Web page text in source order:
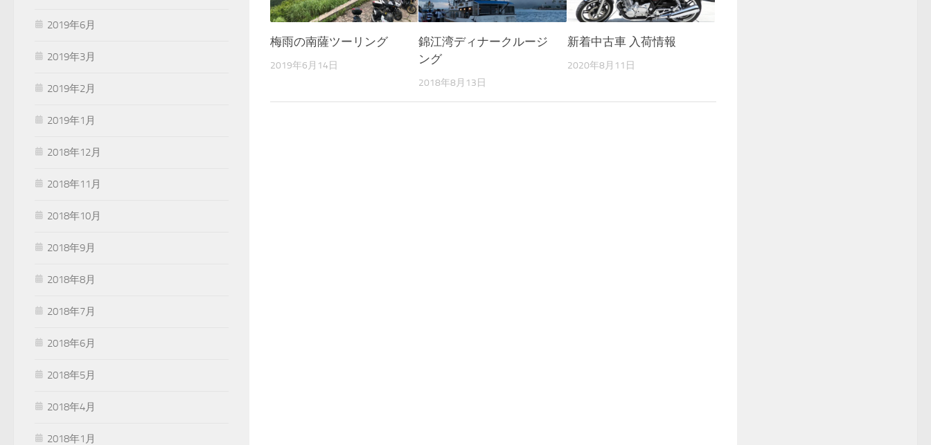
梅雨の南薩ツーリング
2019年6月14日
錦江湾ディナークルージ
ング
2018年8月13日
新着中古車 入荷情報
2020年8月11日
2019年6月
2019年3月
2019年2月
2019年1月
2018年12月
2018年11月
2018年10月
2018年9月
2018年8月
2018年7月
2018年6月
2018年5月
2018年4月
2018年1月